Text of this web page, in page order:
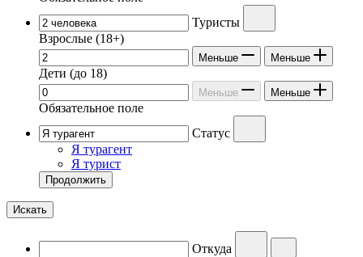
Туристы
Взрослые (18+)
Меньше Меньше
Дети (до 18)
Меньше Меньше
Обязательное поле
Статус
Я турагент
Я турист
Продолжить
Искать
Откуда